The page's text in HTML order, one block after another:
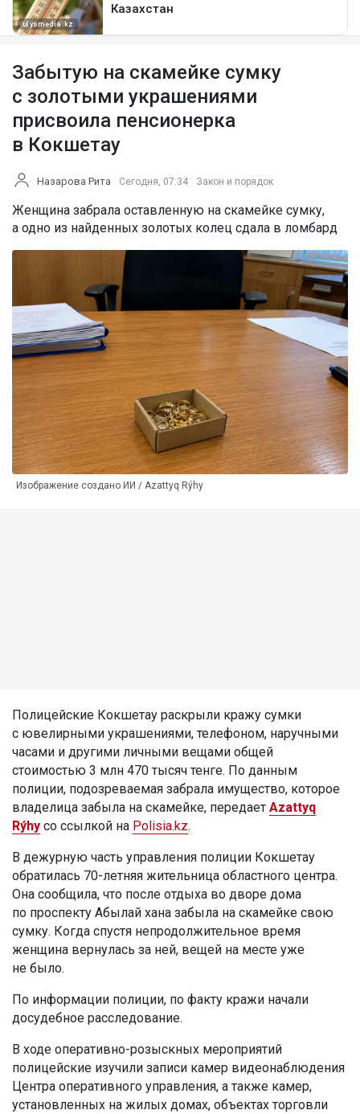
Забытую на скамейке сумку
с золотыми украшениями
присвоила пенсионерка
в Кокшетау
Назарова Рита Сегодня, 07:34 Закон и порядок
Женщина забрала оставленную на скамейке сумку,
а одно из найденных золотых колец сдала в ломбард
Изображение создано ИИ / Azattyq Rýhy
Полицейские Кокшетау раскрыли кражу сумки
с ювелирными украшениями, телефоном, наручными
часами и другими личными вещами общей
стоимостью 3 млн 470 тысяч тенге. По данным
полиции, подозреваемая забрала имущество, которое
владелица забыла на скамейке, передает Azattyq
Rýhy со ссылкой на Polisia.kz.
В дежурную часть управления полиции Кокшетау
обратилась 70-летняя жительница областного центра.
Она сообщила, что после отдыха во дворе дома
по проспекту Абылай хана забыла на скамейке свою
сумку. Когда спустя непродолжительное время
женщина вернулась за ней, вещей на месте уже
не было.
По информации полиции, по факту кражи начали
досудебное расследование.
В ходе оперативно-розыскных мероприятий
полицейские изучили записи камер видеонаблюдения
Центра оперативного управления, а также камер,
установленных на жилых домах, объектах торговли